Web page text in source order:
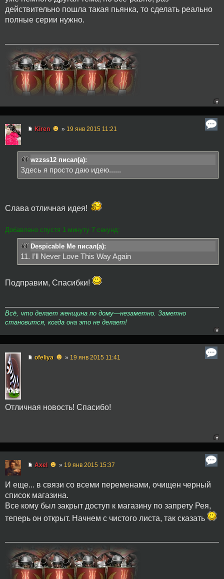
действительно пошла такая пьянка, то сделать реально
полные серии нужно.
Kiren ☻ » 19 янв 2015 11:21
wzzss12 писал(а):
Здесь я просто даю идею......
Слава отличная идея!
Добавлено спустя 1 минуту 7 секунд:
Despicable Me писал(а):
11. I’ll Never Love This Way Again
Подправим, Спасибки!
Всё, что делает женщина по дому—незаметно. Заметно
становится, когда она это не делает!
ofeliya ☻ » 19 янв 2015 11:41
Отличная новость! Спасибо!
Axel ☻ » 19 янв 2015 15:37
И еще... в связи со всеми переменами, очищен черный
список магазина.
Все кому был закрыт доступ к магазину по запрету Рея,
теперь он открыт. Начнем с чистого листа, так сказать